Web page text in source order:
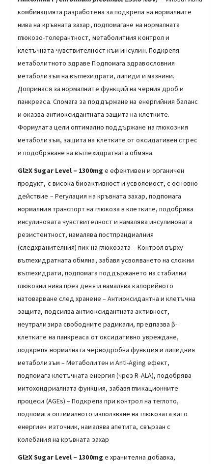
комбинацията разработена за подкрепа на нормалните
нива на кръвната захар, подпомагане на нормалната
глюкозо-толерантност, метаболитния контрол и
клетъчната чувствителност към инсулин. Подкрепя
метаболитното здраве Подпомага здравословния
метаболизъм на въглехидрати, липиди и мазнини.
Допринася за нормалните функций на черния дроб и
панкреаса. Спомага за поддържане на енергийния баланс
и оказва антиоксидантната защита на клетките.
Формулата цели оптимално поддържане на глюкозния
метаболизъм, защита на клетките от оксидативен стрес
и подобряване на въглехидратната обмяна.
Gl≥Х Sugar Level – 1300mg е ефективен и органичен
продукт, с висока биоактивност и усвояемост, с основно
действие – Регулация на кръвната захар, подпомага
нормалния транспорт на глюкоза в клетките, подобрява
инсулиновата чувствителност и намалява инсулиновата
резистентност, намалява постпрандиалния
(следхранителния) пик на глюкозата – Контрол върху
въглехидратната обмяна, забавя усвояването на сложни
въглехидрати, подпомага поддържането на стабилни
глюкозни нива през деня и намалява калорийното
натоварване след хранене – Антиоксидантна и клетъчна
защита, подсилва антиоксидантната активност,
неутрализира свободните радикали, предпазва β-
клетките на панкреаса от оксидативно увреждане,
подкрепя нормалната чернодробна функция и липидния
метаболизъм – Метаболитен и Anti-Aging ефект,
подпомага клетъчната енергия (чрез R-ALA), подобрява
митохондриалната функция, забавя гликационните
процеси (AGEs) – Подкрепа при контрол на теглото,
подпомага оптималното използване на глюкозата като
енергиен източник, намалява апетита, свързан с
колебания на кръвната захар
Gl≥Х Sugar Level – 1300mg е хранителна добавка,